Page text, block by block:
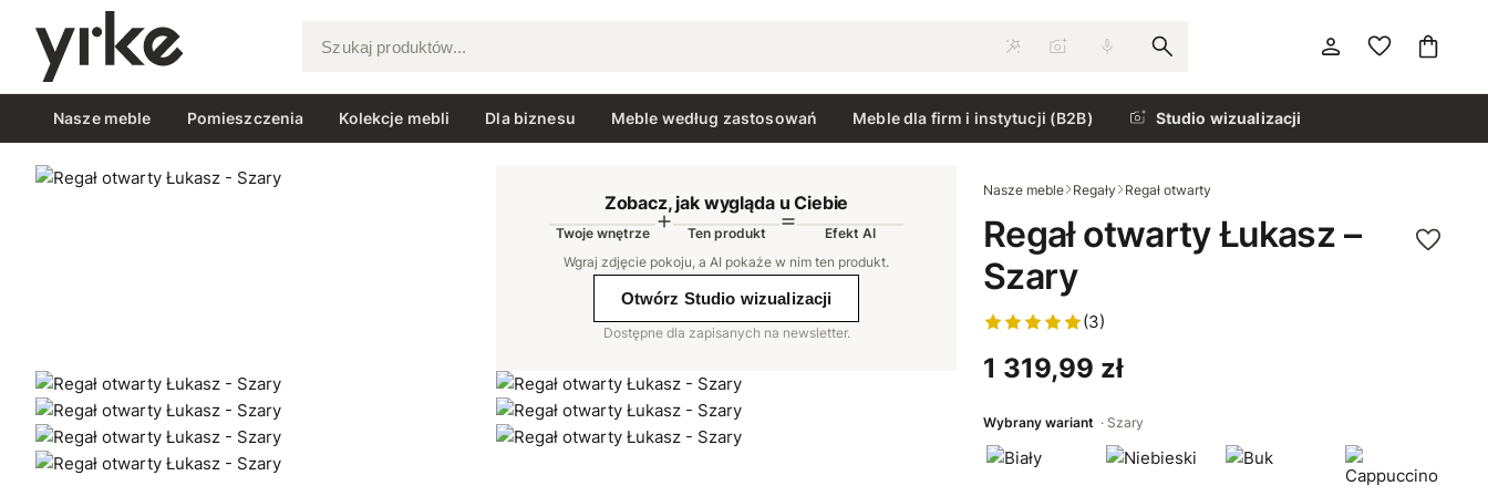
Szukaj produktów...
Nasze meble Pomieszczenia Kolekcje mebli Dla biznesu Meble według zastosowań Meble dla firm i instytucji (B2B) Studio wizualizacji
Zobacz, jak wygląda u Ciebie
Twoje wnętrze Ten produkt
Efekt AI
Wgraj zdjęcie pokoju, a AI pokaże w nim ten produkt.
Otwórz Studio wizualizacji
Dostępne dla zapisanych na newsletter.
Nasze meble Regały Regał otwarty
Regał otwarty Łukasz –
Szary
(3)
1 319,99 zł
Wybrany wariant Szary